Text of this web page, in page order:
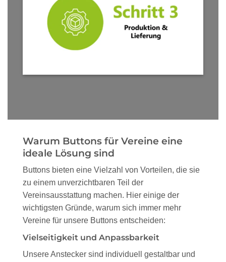
Warum Buttons für Vereine eine
ideale Lösung sind
Buttons bieten eine Vielzahl von Vorteilen, die sie
zu einem unverzichtbaren Teil der
Vereinsausstattung machen. Hier einige der
wichtigsten Gründe, warum sich immer mehr
Vereine für unsere Buttons entscheiden:
Vielseitigkeit und Anpassbarkeit
Unsere Anstecker sind individuell gestaltbar und